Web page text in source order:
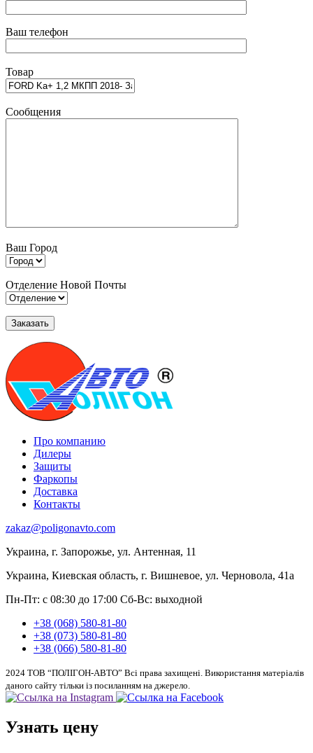
Ваш телефон
Товар
Сообщения
Ваш Город
Отделение Новой Почты
Про компанию
Дилеры
Защиты
Фаркопы
Доставка
Контакты
zakaz@poligonavto.com
Украина, г. Запорожье, ул. Антенная, 11
Украина, Киевская область, г. Вишневое, ул. Черновола, 41а
Пн-Пт: с 08:30 до 17:00 Сб-Вс: выходной
+38 (068) 580-81-80
+38 (073) 580-81-80
+38 (066) 580-81-80
2024 ТОВ “ПОЛІГОН-АВТО” Всі права захищені. Використання матеріалів
даного сайту тільки із посиланням на джерело.
Узнать цену